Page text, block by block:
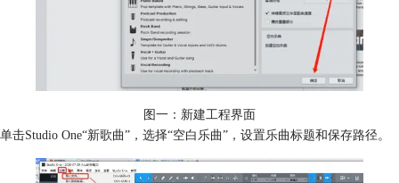
图一：新建工程界面
单击Studio One“新歌曲”，选择“空白乐曲”，设置乐曲标题和保存路径。